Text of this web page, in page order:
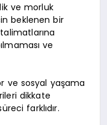
ve morluk
beklenen bir
ve
ve sosyal yaşama
dikkate
farklıdır.